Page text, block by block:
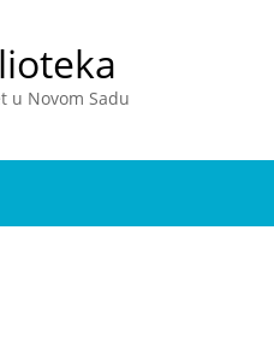
u Novom Sadu